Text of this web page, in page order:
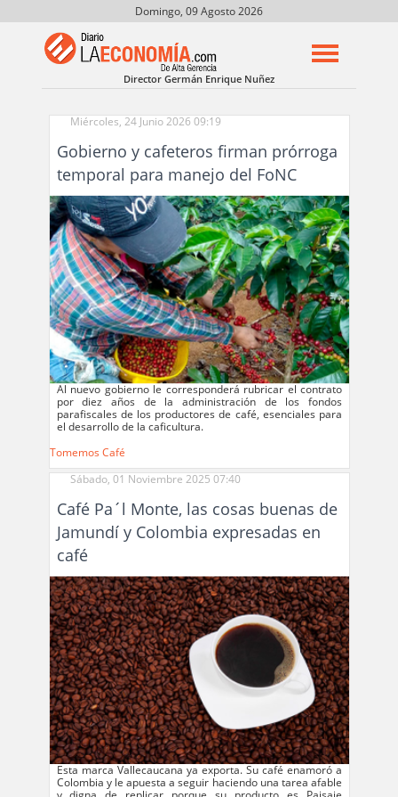
Domingo, 09 Agosto 2026
Director Germán Enrique Nuñez
Miércoles, 24 Junio 2026 09:19
Gobierno y cafeteros firman prórroga
temporal para manejo del FoNC
Al nuevo gobierno le corresponderá rubricar el contrato
por diez años de la administración de los fondos
parafiscales de los productores de café, esenciales para
el desarrollo de la caficultura.
Tomemos Café
Sábado, 01 Noviembre 2025 07:40
Café Pa´l Monte, las cosas buenas de
Jamundí y Colombia expresadas en
café
Esta marca Vallecaucana ya exporta. Su café enamoró a
Colombia y le apuesta a seguir haciendo una tarea afable